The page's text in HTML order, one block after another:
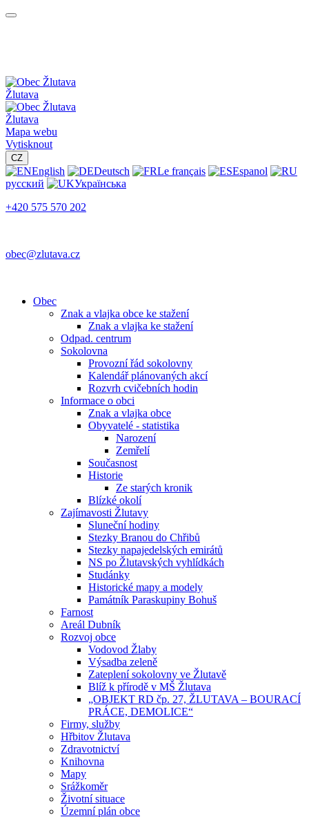
Žlutava
Žlutava
Mapa webu
Vytisknout
CZ
English Deutsch Le français
Espanol
русский
Українська
+420 575 570 202
obec@zlutava.cz
Obec
Znak a vlajka obce ke stažení
Znak a vlajka ke stažení
Odpad. centrum
Sokolovna
Provozní řád sokolovny
Kalendář plánovaných akcí
Rozvrh cvičebních hodin
Informace o obci
Znak a vlajka obce
Obyvatelé - statistika
Narození
Zemřelí
Současnost
Historie
Ze starých kronik
Blízké okolí
Zajímavosti Žlutavy
Sluneční hodiny
Stezky Branou do Chřibů
Stezky napajedelských emirátů
NS po Žlutavských vyhlídkách
Studánky
Historické mapy a modely
Památník Paraskupiny Bohuš
Farnost
Areál Dubník
Rozvoj obce
Vodovod Žlaby
Výsadba zeleně
Zateplení sokolovny ve Žlutavě
Blíž k přírodě v MŠ Žlutava
„OBJEKT RD čp. 27, ŽLUTAVA – BOURACÍ
PRÁCE, DEMOLICE“
Firmy, služby
Hřbitov Žlutava
Zdravotnictví
Knihovna
Mapy
Srážkoměr
Životní situace
Územní plán obce